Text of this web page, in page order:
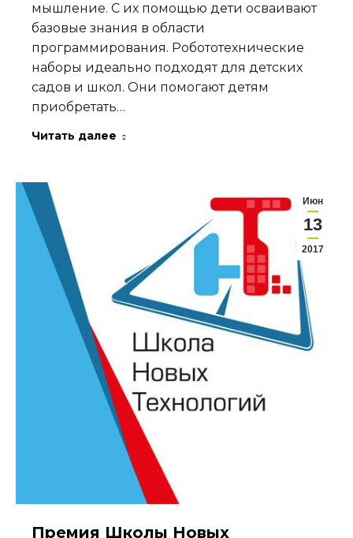
мышление. С их помощью дети осваивают
базовые знания в области
программирования. Робототехнические
наборы идеально подходят для детских
садов и школ. Они помогают детям
приобретать…
Читать далее
Июн
13
2017
Премия Школы Новых